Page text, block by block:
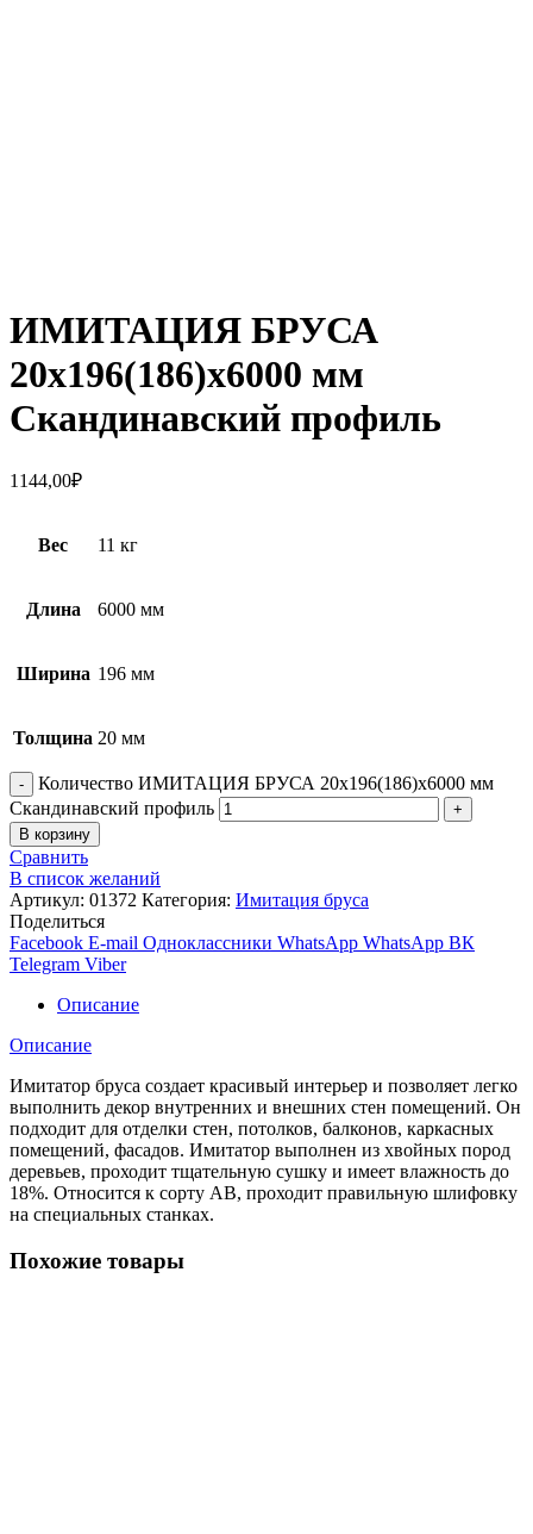
ИМИТАЦИЯ БРУСА
20х196(186)х6000 мм
Скандинавский профиль
1144,00₽
Вес 11 кг
Длина 6000 мм
Ширина 196 мм
Толщина 20 мм
Количество ИМИТАЦИЯ БРУСА 20х196(186)х6000 мм
Скандинавский профиль
В корзину
Сравнить
В список желаний
Артикул: 01372 Категория: Имитация бруса
Поделиться
Facebook E-mail Одноклассники WhatsApp WhatsApp ВК
Telegram Viber
Описание
Описание
Имитатор бруса создает красивый интерьер и позволяет легко
выполнить декор внутренних и внешних стен помещений. Он
подходит для отделки стен, потолков, балконов, каркасных
помещений, фасадов. Имитатор выполнен из хвойных пород
деревьев, проходит тщательную сушку и имеет влажность до
18%. Относится к сорту АВ, проходит правильную шлифовку
на специальных станках.
Похожие товары